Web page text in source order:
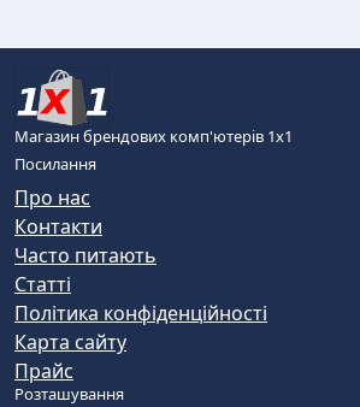
Магазин брендових комп'ютерів 1х1
Посилання
Про нас
Контакти
Часто питають
Статті
Політика конфіденційності
Карта сайту
Прайс
Розташування